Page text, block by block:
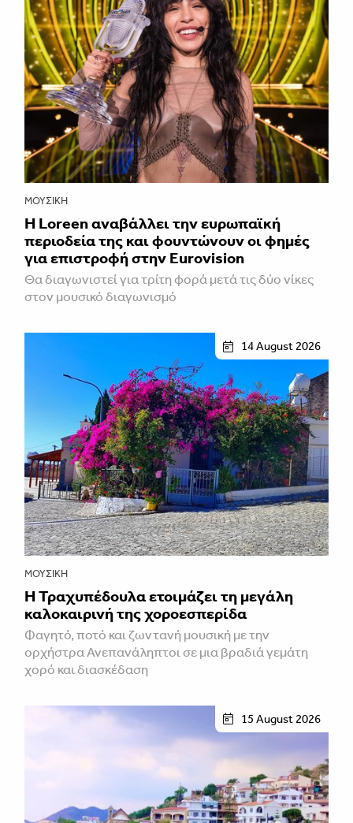
ΜΟΥΣΙΚΉ
Η Loreen αναβάλλει την ευρωπαϊκή
περιοδεία της και φουντώνουν οι φημές
για επιστροφή στην Eurovision
Θα διαγωνιστεί για τρίτη φορά μετά τις δύο νίκες
στον μουσικό διαγωνισμό
14 August 2026
ΜΟΥΣΙΚΉ
Η Τραχυπέδουλα ετοιμάζει τη μεγάλη
καλοκαιρινή της χοροεσπερίδα
Φαγητό, ποτό και ζωντανή μουσική με την
ορχήστρα Ανεπανάληπτοι σε μια βραδιά γεμάτη
χορό και διασκέδαση
15 August 2026